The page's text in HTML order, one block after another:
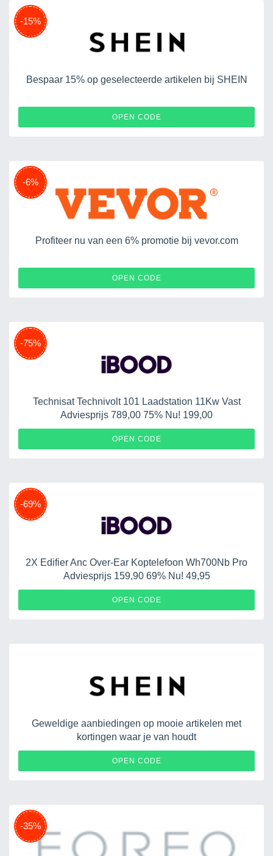
-15%
Bespaar 15% op geselecteerde artikelen bij SHEIN
OPEN CODE
-6%
Profiteer nu van een 6% promotie bij vevor.com
OPEN CODE
-75%
Technisat Technivolt 101 Laadstation 11Kw Vast
Adviesprijs 789,00 75% Nu! 199,00
OPEN CODE
-69%
2X Edifier Anc Over-Ear Koptelefoon Wh700Nb Pro
Adviesprijs 159,90 69% Nu! 49,95
OPEN CODE
Geweldige aanbiedingen op mooie artikelen met
kortingen waar je van houdt
OPEN CODE
-35%